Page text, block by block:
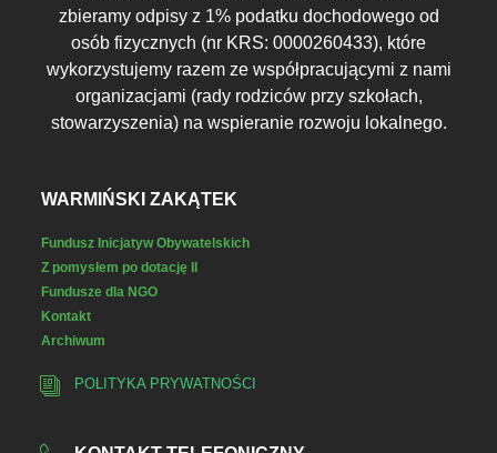
zbieramy odpisy z 1% podatku dochodowego od
osób fizycznych (nr KRS: 0000260433), które
wykorzystujemy razem ze współpracującymi z nami
organizacjami (rady rodziców przy szkołach,
stowarzyszenia) na wspieranie rozwoju lokalnego.
WARMIŃSKI ZAKĄTEK
Fundusz Inicjatyw Obywatelskich
Z pomysłem po dotację II
Fundusze dla NGO
Kontakt
Archiwum
POLITYKA PRYWATNOŚCI